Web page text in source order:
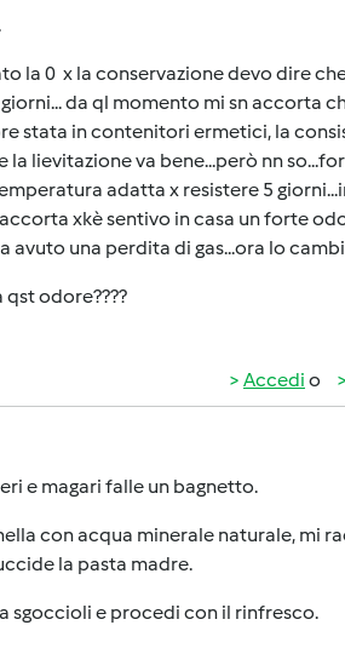
la 0 x la conservazione devo dire
da ql momento mi sn accorta
stata in contenitori ermetici, la
lievitazione va bene...però nn
adatta x resistere 5
xkè sentivo in casa un forte
avuto una perdita di gas...ora lo
odore????
Accedi o
e magari falle un bagnetto.
con acqua minerale naturale, mi
la pasta madre.
sgoccioli e procedi con il rinfresco.